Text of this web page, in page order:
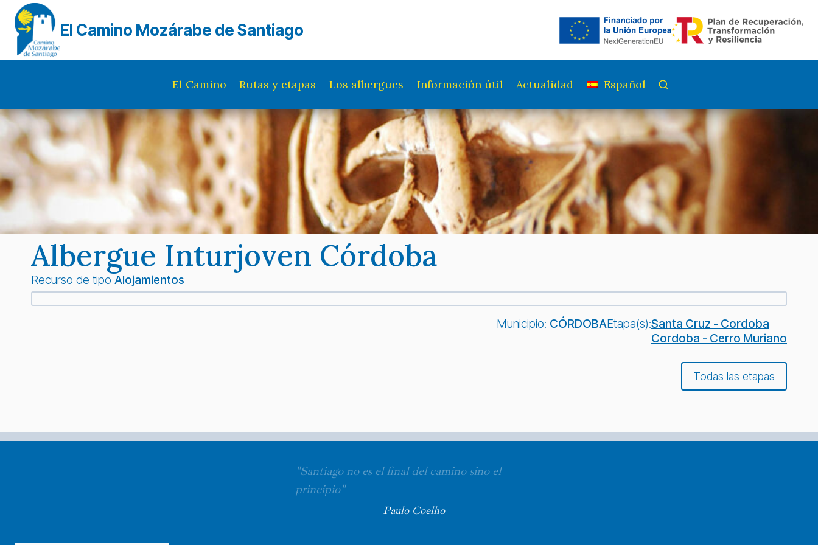
Saltar
contenido
El Camino Mozárabe de Santiago
El Camino Rutas y etapas Los albergues Información útil Actualidad Español
Albergue Inturjoven Córdoba
Recurso de tipo Alojamientos
Municipio: CÓRDOBAEtapa(s):Santa Cruz - Cordoba
Cordoba - Cerro Muriano
Todas las etapas
"Santiago no es el final del camino sino el
principio"
Paulo Coelho